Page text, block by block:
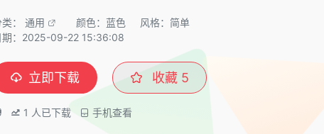
： 通用 颜色：蓝色
风格：简单
期：2025-09-22 15:36:08
立即下载 收藏 5
1 人已下载 手机查看